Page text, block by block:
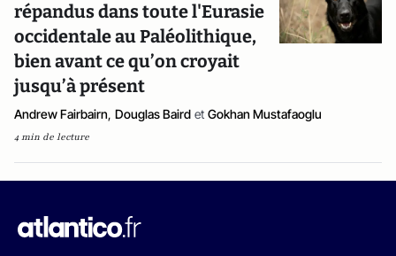
répandus dans toute l'Eurasie
occidentale au Paléolithique,
bien avant ce qu’on croyait
jusqu’à présent
Andrew Fairbairn, Douglas Baird et Gokhan Mustafaoglu
4 min de lecture